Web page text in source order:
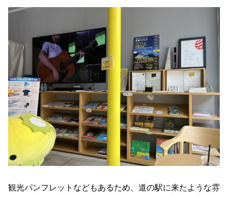
観光パンフレットなどもあるため、道の駅に来たような雰